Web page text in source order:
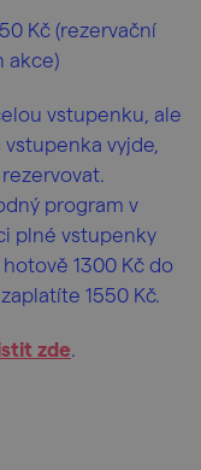
Kč (rezervační
akce)
vstupenku, ale
vyjde,
program v
plné vstupenky
1300 Kč do
1550 Kč.
zde.